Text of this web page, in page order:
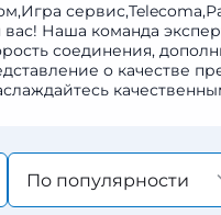
Наша команда
соединения,
о качестве
По популярности